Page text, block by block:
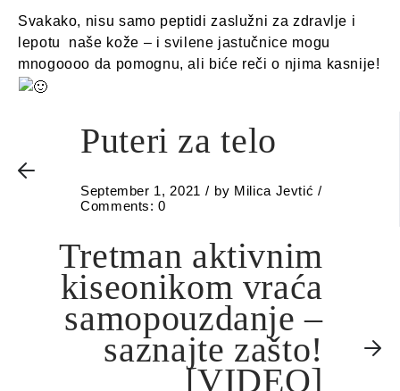
Svakako, nisu samo peptidi zaslužni za zdravlje i
lepotu naše kože – i svilene jastučnice mogu
mnogoooo da pomognu, ali biće reči o njima kasnije!
Puteri za telo
September 1, 2021 by Milica Jevtić
Comments: 0
Tretman aktivnim
kiseonikom vraća
samopouzdanje –
saznajte zašto!
[VIDEO]